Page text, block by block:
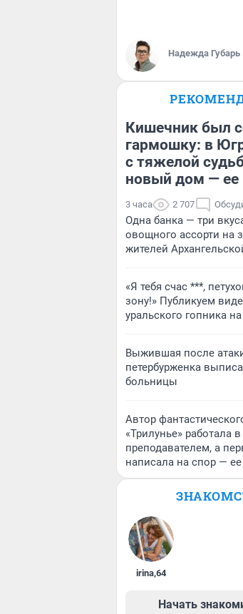
Надежда Губарь
Кишечник был
гармошку: в
с тяжелой
новый дом — ее
3 часа 2 707
Одна банка — три
овощного ассорти на
жителей
«Я тебя счас ***,
зону!» Публикуем
уральского гопника
Выжившая после
петербурженка
больницы
Автор
«Трилунье» работала
преподавателем, а
написала на спор —
irina,64
Начать